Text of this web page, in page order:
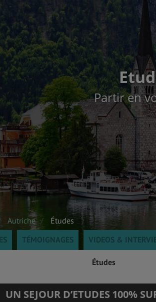
Partir en
Autriche
Études
TÉMOIGNAGES VIDEOS &
Études
UN SEJOUR D’ETUDES 100%